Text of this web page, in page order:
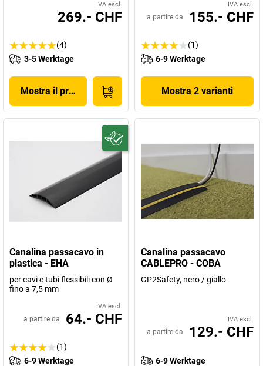
IVA escl.
269.- CHF
(4)
3-5 Werktage
Mostra il prodotto
IVA escl.
a partire da 155.- CHF
(1)
6-9 Werktage
Mostra 2 varianti
Canalina passacavo in
plastica - EHA
per cavi e tubi flessibili con Ø
fino a 7,5 mm
IVA escl.
a partire da 64.- CHF
(1)
6-9 Werktage
Canalina passacavo
CABLEPRO - COBA
GP2Safety, nero / giallo
IVA escl.
a partire da 129.- CHF
6-9 Werktage